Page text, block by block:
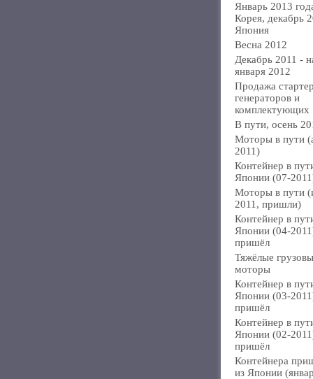
Январь 2013
Корея, декабрь
Япония
Весна 2012
Декабрь 2011 -
января 2012
Продажа
генераторов и
комплектующих
В пути, осень
Моторы в пути
2011)
Контейнер в
Японии (07-
Моторы в пути
2011, пришли)
Контейнер в
Японии (04-
пришёл
Тяжёлые
моторы
Контейнер в
Японии (03-
пришёл
Контейнер в
Японии (02-
пришёл
Контейнера
из Японии